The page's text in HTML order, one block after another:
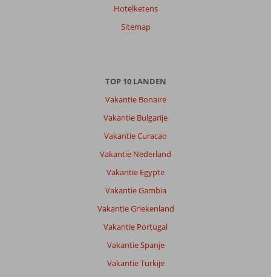
Hotelketens
Sitemap
TOP 10 LANDEN
Vakantie Bonaire
Vakantie Bulgarije
Vakantie Curacao
Vakantie Nederland
Vakantie Egypte
Vakantie Gambia
Vakantie Griekenland
Vakantie Portugal
Vakantie Spanje
Vakantie Turkije